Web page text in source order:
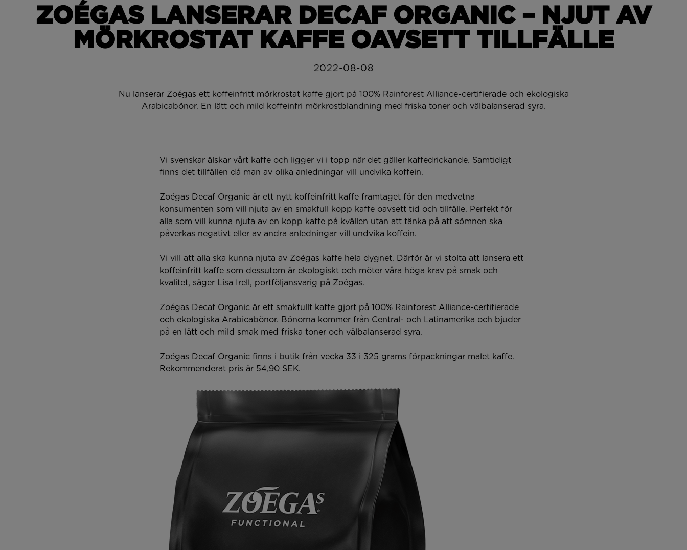
ZOÉGAS LANSERAR DECAF ORGANIC – NJUT AV
MÖRKROSTAT KAFFE OAVSETT TILLFÄLLE
2022-08-08
Nu lanserar Zoégas ett koffeinfritt mörkrostat kaffe gjort på 100% Rainforest Alliance-certifierade och ekologiska
Arabicabönor. En lätt och mild koffeinfri mörkrostblandning med friska toner och välbalanserad syra.
Vi svenskar älskar vårt kaffe och ligger vi i topp när det gäller kaffedrickande. Samtidigt
finns det tillfällen då man av olika anledningar vill undvika koffein.
Zoégas Decaf Organic är ett nytt koffeinfritt kaffe framtaget för den medvetna
konsumenten som vill njuta av en smakfull kopp kaffe oavsett tid och tillfälle. Perfekt för
alla som vill kunna njuta av en kopp kaffe på kvällen utan att tänka på att sömnen ska
påverkas negativt eller av andra anledningar vill undvika koffein.
Vi vill att alla ska kunna njuta av Zoégas kaffe hela dygnet. Därför är vi stolta att lansera ett
koffeinfritt kaffe som dessutom är ekologiskt och möter våra höga krav på smak och
kvalitet, säger Lisa Irell, portföljansvarig på Zoégas.
Zoégas Decaf Organic är ett smakfullt kaffe gjort på 100% Rainforest Alliance-certifierade
och ekologiska Arabicabönor. Bönorna kommer från Central- och Latinamerika och bjuder
på en lätt och mild smak med friska toner och välbalanserad syra.
Zoégas Decaf Organic finns i butik från vecka 33 i 325 grams förpackningar malet kaffe.
Rekommenderat pris är 54,90 SEK.